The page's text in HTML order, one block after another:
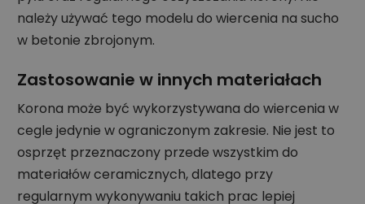
należy używać tego modelu do wiercenia na sucho
w betonie zbrojonym.
Zastosowanie w innych materiałach
Korona może być wykorzystywana do wiercenia w
cegle jedynie w ograniczonym zakresie. Nie jest to
osprzęt przeznaczony przede wszystkim do
materiałów ceramicznych, dlatego przy
regularnym wykonywaniu takich prac lepiej